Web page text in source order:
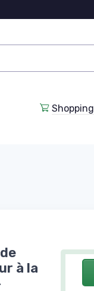
Shopping
à la